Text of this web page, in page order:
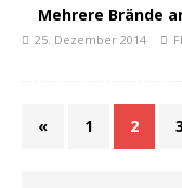
Mehrere Brände
25. Dezember 2014
« 1 2 3